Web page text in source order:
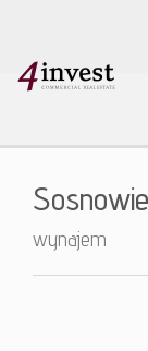
wynajem